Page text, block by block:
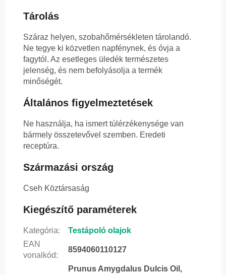
Tárolás
Száraz helyen, szobahőmérsékleten tárolandó.
Ne tegye ki közvetlen napfénynek, és óvja a
fagytól. Az esetleges üledék természetes
jelenség, és nem befolyásolja a termék
minőségét.
Általános figyelmeztetések
Ne használja, ha ismert túlérzékenysége van
bármely összetevővel szemben. Eredeti
receptúra.
Származási ország
Cseh Köztársaság
Kiegészítő paraméterek
Kategória:
Testápoló olajok
EAN
vonalkód:
8594060110127
Prunus Amygdalus Dulcis Oil,